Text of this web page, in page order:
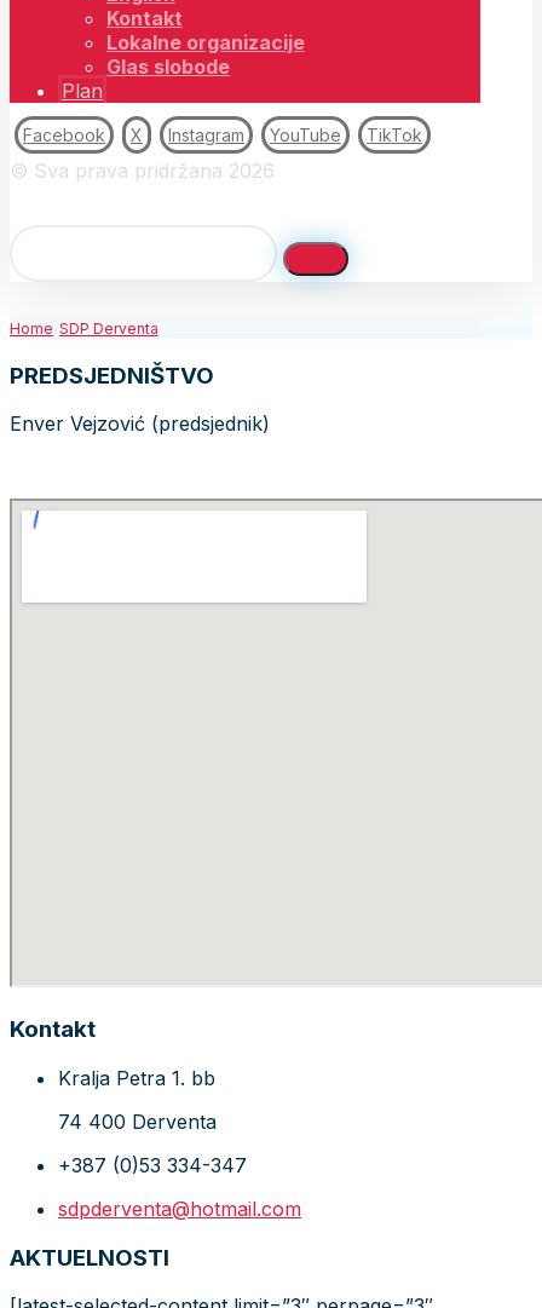
Kontakt
Lokalne organizacije
Glas slobode
Plan
Facebook X Instagram YouTube TikTok
© Sva prava pridržana 2026
Home SDP Derventa
PREDSJEDNIŠTVO
Enver Vejzović (predsjednik)
Kontakt
Kralja Petra 1. bb
74 400 Derventa
+387 (0)53 334-347
sdpderventa@hotmail.com
AKTUELNOSTI